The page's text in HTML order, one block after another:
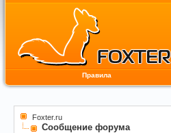
Правила
Foxter.ru
Сообщение форума